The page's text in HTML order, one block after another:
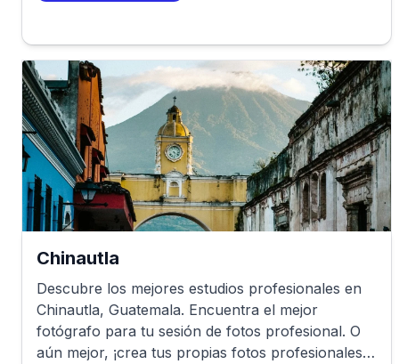
Chinautla
Descubre los mejores estudios profesionales en
Chinautla, Guatemala. Encuentra el mejor
fotógrafo para tu sesión de fotos profesional. O
aún mejor, ¡crea tus propias fotos profesionales